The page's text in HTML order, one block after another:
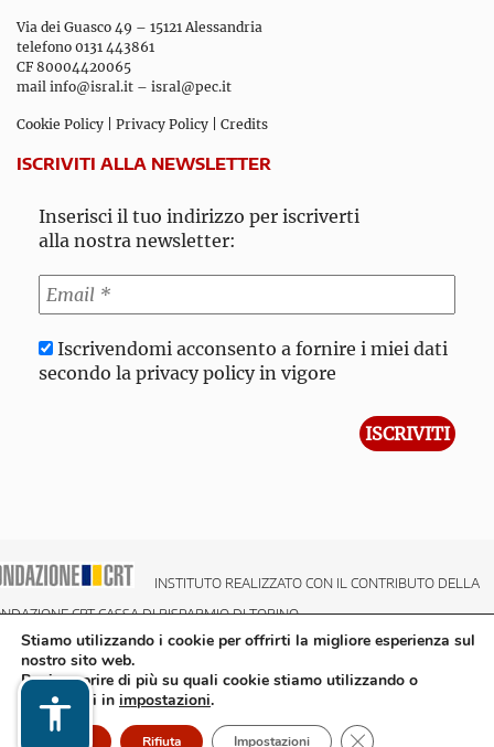
Via dei Guasco 49 – 15121 Alessandria
telefono 0131 443861
CF 80004420065
mail info@isral.it – isral@pec.it
Cookie Policy Privacy Policy Credits
ISCRIVITI ALLA NEWSLETTER
Inserisci il tuo indirizzo per iscriverti
alla nostra newsletter:
Iscrivendomi acconsento a fornire i miei dati
secondo la privacy policy in vigore
INSTITUTO REALIZZATO CON IL CONTRIBUTO DELLA
CRT CASSA DI RISPARMIO DI TORINO
Stiamo utilizzando i cookie per offrirti la migliore esperienza sul
nostro sito web.
Puoi scoprire di più su quali cookie stiamo utilizzando o
disattivarli in impostazioni.
Accetto Rifiuta Impostazioni Close GDPR